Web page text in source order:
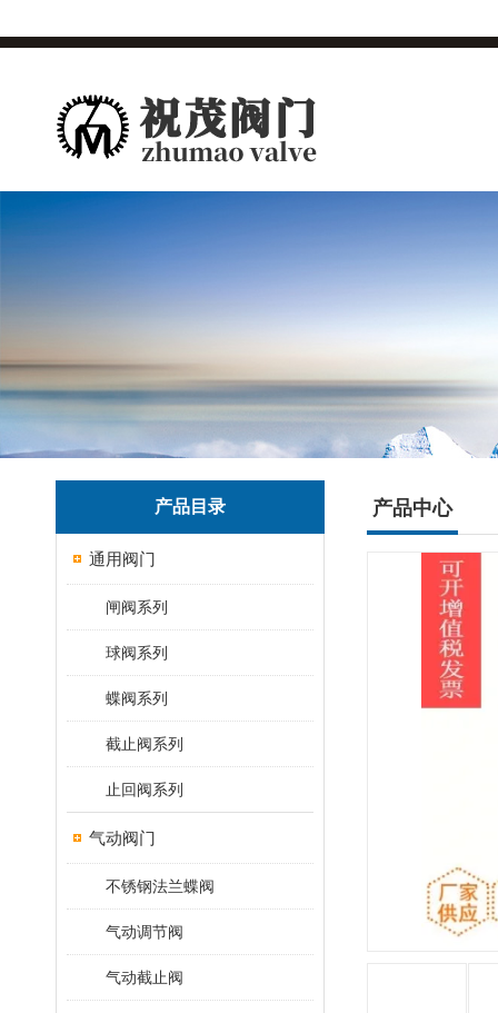
产品目录
通用阀门
闸阀系列
球阀系列
蝶阀系列
截止阀系列
止回阀系列
气动阀门
不锈钢法兰蝶阀
气动调节阀
气动截止阀
产品中心